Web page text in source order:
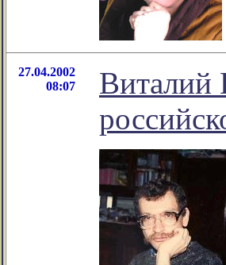
27.04.2002
08:07
Виталий